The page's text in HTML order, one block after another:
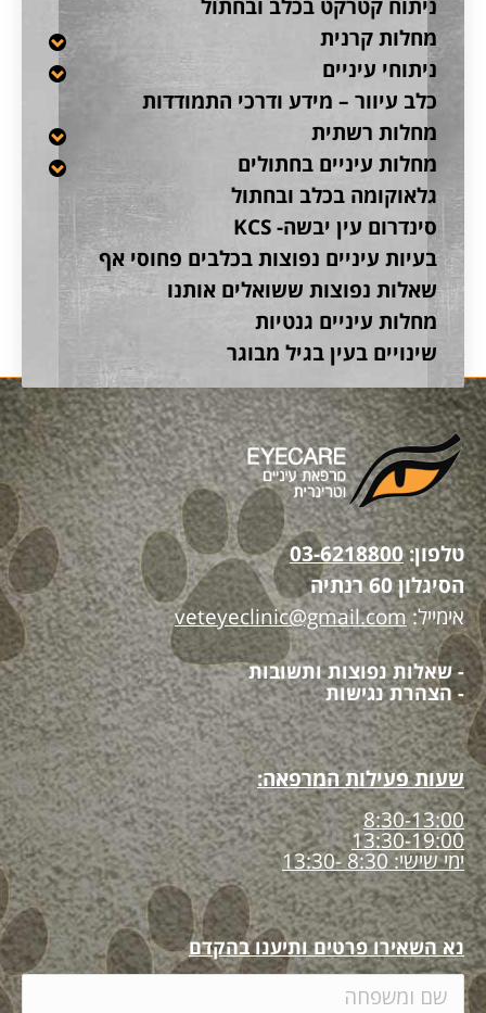
ניתוח קטרקט בכלב ובחתול
מחלות קרנית
ניתוחי עיניים
כלב עיוור – מידע ודרכי התמודדות
מחלות רשתית
מחלות עיניים בחתולים
גלאוקומה בכלב ובחתול
סינדרום עין יבשה- KCS
בעיות עיניים נפוצות בכלבים פחוסי אף
שאלות נפוצות ששואלים אותנו
מחלות עיניים גנטיות
שינויים בעין בגיל מבוגר
טלפון:03-6218800
הסיגלון 60 רנתיה
אימייל:veteyeclinic@gmail.com
- שאלות נפוצות ותשובות
- הצהרת נגישות
שעות פעילות המרפאה:
8:30-13:00
13:30-19:00
ימי שישי: 8:30 -13:30
נא השאירו פרטים ותיענו בהקדם